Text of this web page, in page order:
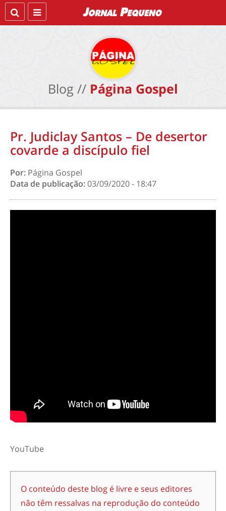
Blog // Página Gospel
Pr. Judiclay Santos – De desertor
covarde a discípulo fiel
Por: Página Gospel
Data de publicação:03/09/2020 - 18:47
YouTube
O conteúdo deste blog é livre e seus editores
não têm ressalvas na reprodução do conteúdo